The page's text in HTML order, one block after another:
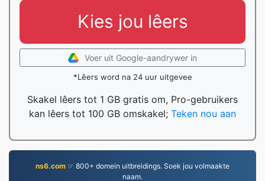
Kies jou lêers
Voer uit Google-aandrywer in
*Lêers word na 24 uur uitgevee
Skakel lêers tot 1 GB gratis om, Pro-gebruikers
kan lêers tot 100 GB omskakel; Teken nou aan
ns6.com ☞ 800+ domein uitbreidings. Soek jou volmaakte
naam.